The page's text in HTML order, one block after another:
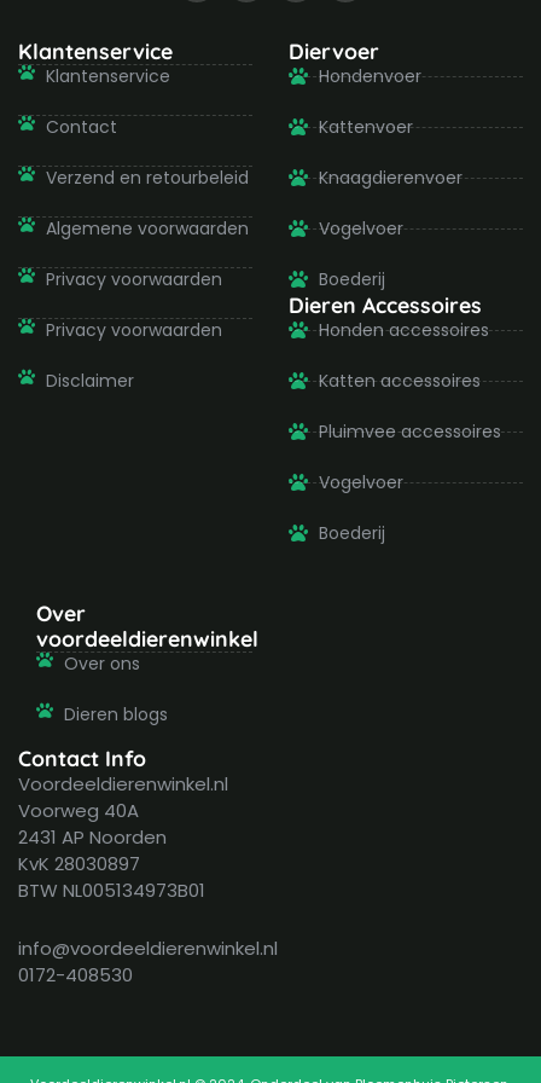
c
o
s
g
i
t
e
r
u
u
b
e
Klantenservice
Klantenservice
Contact
Verzend en retourbeleid
Algemene voorwaarden
Privacy voorwaarden
Privacy voorwaarden
Disclaimer
Diervoer
Hondenvoer
Kattenvoer
Knaagdierenvoer
Vogelvoer
Boederij
Dieren Accessoires
Honden accessoires
Katten accessoires
Pluimvee accessoires
Vogelvoer
Boederij
Over
voordeeldierenwinkel
Over ons
Dieren blogs
Contact Info
Voordeeldierenwinkel.nl
Voorweg 40A
2431 AP Noorden
KvK 28030897
BTW NL005134973B01
info@voordeeldierenwinkel.nl
0172-408530